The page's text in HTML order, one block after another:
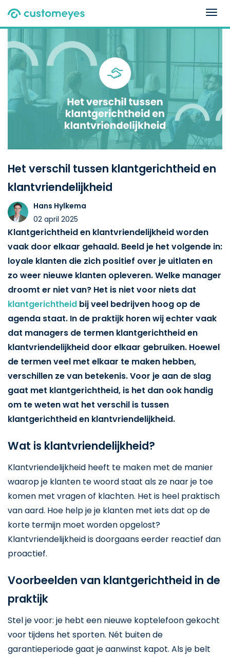
Het verschil tussen klantgerichtheid en
klantvriendelijkheid
Hans Hylkema
02 april 2025
Klantgerichtheid en klantvriendelijkheid worden
vaak door elkaar gehaald. Beeld je het volgende in:
loyale klanten die zich positief over je uitlaten en
zo weer nieuwe klanten opleveren. Welke manager
droomt er niet van? Het is niet voor niets dat
klantgerichtheid bij veel bedrijven hoog op de
agenda staat. In de praktijk horen wij echter vaak
dat managers de termen klantgerichtheid en
klantvriendelijkheid door elkaar gebruiken. Hoewel
de termen veel met elkaar te maken hebben,
verschillen ze van betekenis. Voor je aan de slag
gaat met klantgerichtheid, is het dan ook handig
om te weten wat het verschil is tussen
klantgerichtheid en klantvriendelijkheid.
Wat is klantvriendelijkheid?
Klantvriendelijkheid heeft te maken met de manier
waarop je klanten te woord staat als ze naar je toe
komen met vragen of klachten. Het is heel praktisch
van aard. Hoe help je je klanten met iets dat op de
korte termijn moet worden opgelost?
Klantvriendelijkheid is doorgaans eerder reactief dan
proactief.
Voorbeelden van klantgerichtheid in de
praktijk
Stel je voor: je hebt een nieuwe koptelefoon gekocht
voor tijdens het sporten. Nét buiten de
garantieperiode gaat je aanwinst kapot. Als je belt